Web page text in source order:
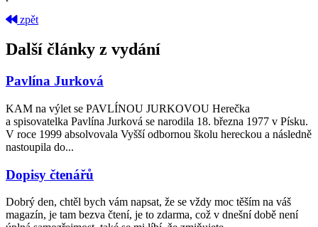
zpět
Další články z vydání
Pavlína Jurková
KAM na výlet se PAVLÍNOU JURKOVOU Herečka
a spisovatelka Pavlína Jurková se narodila 18. března 1977 v Písku.
V roce 1999 absolvovala Vyšší odbornou školu hereckou a následně
nastoupila do...
Dopisy čtenářů
Dobrý den, chtěl bych vám napsat, že se vždy moc těším na váš
magazín, je tam bezva čtení, je to zdarma, což v dnešní době není